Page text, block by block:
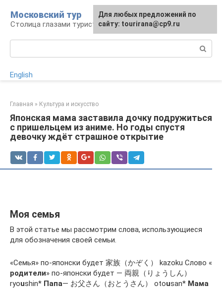
контенту
Московский тур
Столица глазами туриста
English
Главная » Культура и искусство
Японская мама заставила дочку подружиться
с пришельцем из аниме. Но годы спустя
девочку ждёт страшное открытие
Моя семья
В этой статье мы рассмотрим слова, использующиеся
для обозначения своей семьи.
«Семья» по-японски будет 家族（かぞく） kazoku Слово «
родители» по-японски будет — 両親（りょうしん）
ryoushin* Папа— お父さん（おとうさん） otousan* Мама
Для любых предложений по
сайту: tourirana@cp9.ru